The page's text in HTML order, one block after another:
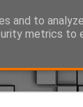
and to
metrics to
από τη